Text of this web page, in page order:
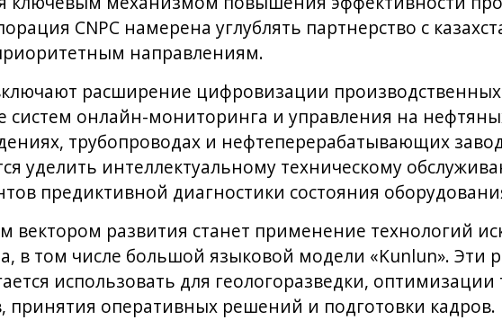
CNPC намерена углублять партнерство с
направлениям.
расширение цифровизации
систем онлайн-мониторинга и управления на
трубопроводах и нефтеперерабатывающих
уделить интеллектуальному техническому
предиктивной диагностики состояния
вектором развития станет применение технологий
в том числе большой языковой модели «Kunlun». Эти
использовать для геологоразведки, оптимизации
принятия оперативных решений и подготовки